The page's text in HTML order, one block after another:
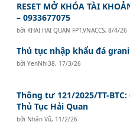
RESET MỞ KHÓA TÀI
– 0933677075
bởi KHAI HAI QUAN FPT.VNACCS,8/4/26
Thủ tục nhập khẩu đá
bởiYenNhi38, 17/3/26
Thông tư 121/2025/TT-
Thủ Tục Hải Quan
bởi Nhân Vũ, 11/2/26